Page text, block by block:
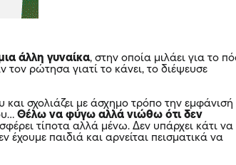
άλλη γυναίκα, στην οποία μιλάει για το
τον ρώτησα γιατί το κάνει, το διέψευσε
σχολιάζει με άσχημο τρόπο την εμφάνισή
Θέλω να φύγω αλλά νιώθω ότι δεν
τίποτα αλλά μένω. Δεν υπάρχει κάτι να
έχουμε παιδιά και αρνείται πεισματικά να